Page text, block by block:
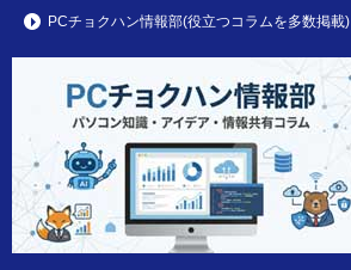
PCチョクハン情報部(役立つコラムを多数掲載)